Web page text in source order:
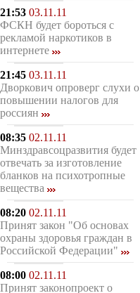
21:53 03.11.11
ФСКН будет бороться с
рекламой наркотиков в
интернете
21:45 03.11.11
Дворкович опроверг слухи о
повышении налогов для
россиян
08:35 02.11.11
Минздравсоцразвития будет
отвечать за изготовление
бланков на психотропные
вещества
08:20 02.11.11
Принят закон "Об основах
охраны здоровья граждан в
Российской Федерации"
08:00 02.11.11
Принят законопроект о